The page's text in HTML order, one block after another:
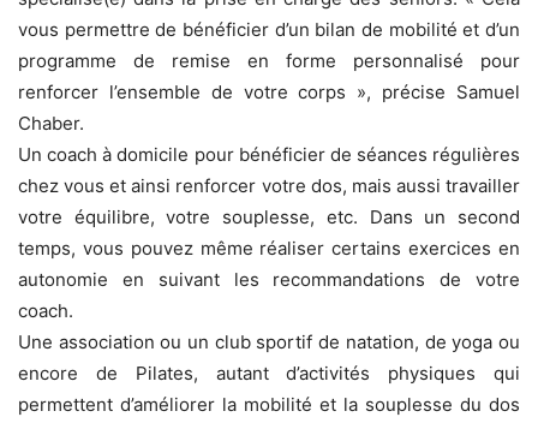
vous permettre de bénéficier d’un bilan de mobilité et d’un
programme de remise en forme personnalisé pour
renforcer l’ensemble de votre corps », précise Samuel
Chaber.
Un coach à domicile pour bénéficier de séances régulières
chez vous et ainsi renforcer votre dos, mais aussi travailler
votre équilibre, votre souplesse, etc. Dans un second
temps, vous pouvez même réaliser certains exercices en
autonomie en suivant les recommandations de votre
coach.
Une association ou un club sportif de natation, de yoga ou
encore de Pilates, autant d’activités physiques qui
permettent d’améliorer la mobilité et la souplesse du dos